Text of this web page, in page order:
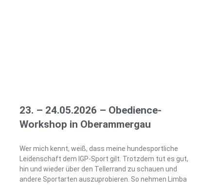
23. – 24.05.2026 – Obedience-
Workshop in Oberammergau
Wer mich kennt, weiß, dass meine hundesportliche
Leidenschaft dem IGP-Sport gilt. Trotzdem tut es gut,
hin und wieder über den Tellerrand zu schauen und
andere Sportarten auszuprobieren. So nehmen Limba